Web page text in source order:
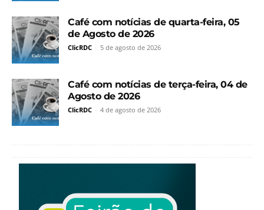
Café com notícias de quarta-feira, 05
de Agosto de 2026
ClicRDC - 5 de agosto de 2026
Café com notícias de terça-feira, 04 de
Agosto de 2026
ClicRDC - 4 de agosto de 2026